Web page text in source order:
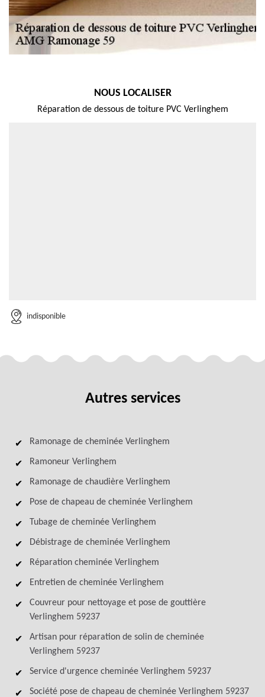
NOUS LOCALISER
Réparation de dessous de toiture PVC Verlinghem
indisponible
Autres services
Ramonage de cheminée Verlinghem
Ramoneur Verlinghem
Ramonage de chaudière Verlinghem
Pose de chapeau de cheminée Verlinghem
Tubage de cheminée Verlinghem
Débistrage de cheminée Verlinghem
Réparation cheminée Verlinghem
Entretien de cheminée Verlinghem
Couvreur pour nettoyage et pose de gouttière
Verlinghem 59237
Artisan pour réparation de solin de cheminée
Verlinghem 59237
Service d'urgence cheminée Verlinghem 59237
Société pose de chapeau de cheminée Verlinghem 59237